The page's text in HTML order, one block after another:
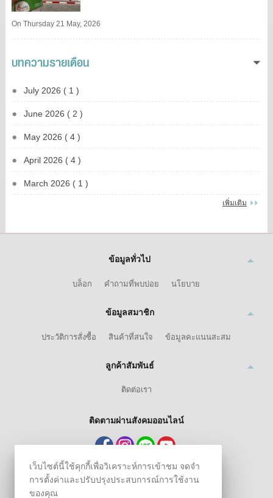
On Thursday 21 May, 2026
บทความรายเดือน
July 2026 ( 1 )
June 2026 ( 2 )
May 2026 ( 4 )
April 2026 ( 4 )
March 2026 ( 1 )
เพิ่มเติม
ข้อมูลทั่วไป
บล็อก คำถามที่พบบ่อย นโยบาย
ข้อมูลสมาชิก
ประวัติการสั่งซื้อ สินค้าที่สนใจ ข้อมูลคะแนนสะสม
ลูกค้าสัมพันธ์
ติดต่อเรา
ติดตามผ่านสังคมออนไลน์
เว็บไซต์นี้ใช้คุกกี้เพื่อวิเคราะห์การเข้าชม จดจำ
การตั้งค่าและปรับปรุงประสบการณ์การใช้งาน
ของคุณ